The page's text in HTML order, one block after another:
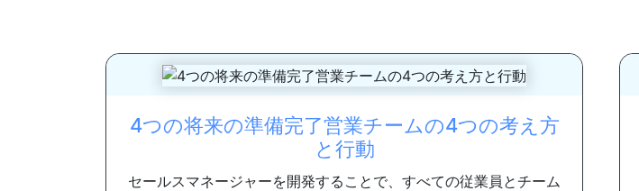
4つの将来の準備完了営業チームの4つの考え方
と行動
セールスマネージャーを開発することで、すべての従業員とチーム